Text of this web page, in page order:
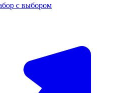
с выбором